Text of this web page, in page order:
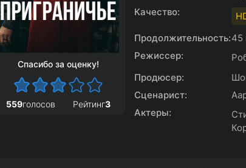
Спасибо за оценку!
559голосов Рейтинг3
Качество:
Продолжительность:45
Режиссер:
Продюсер:
Сценарист:
Актеры: